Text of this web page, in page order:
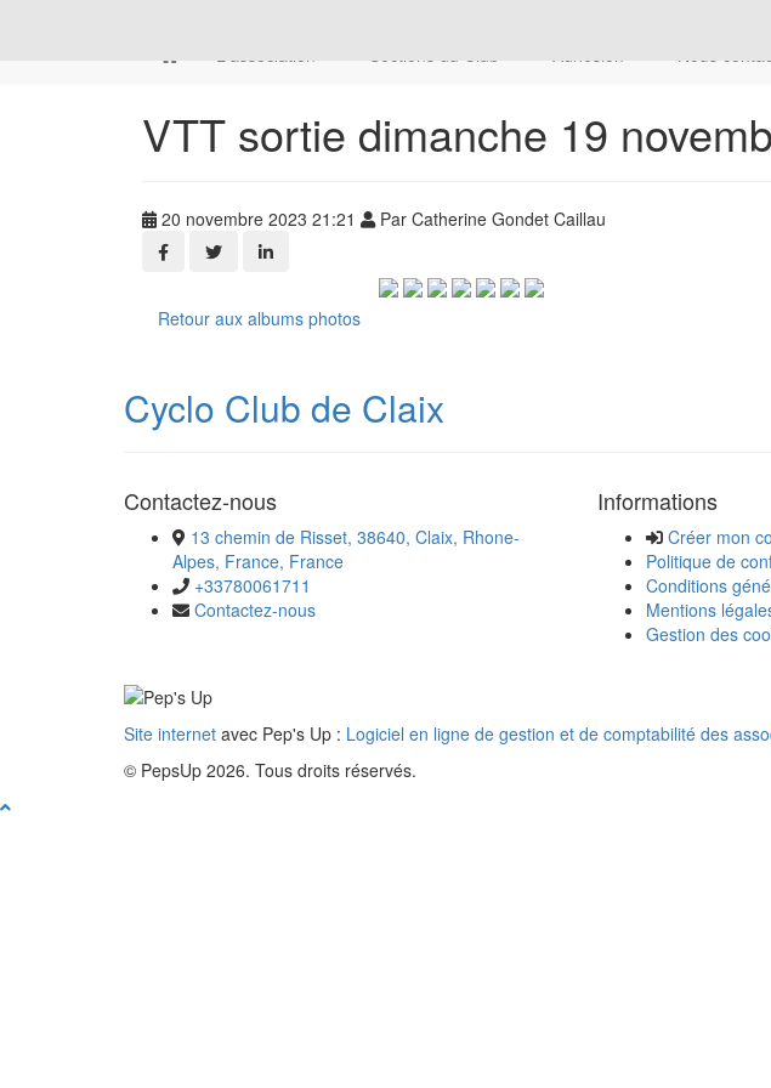
L'association
Sections du Club Adhésion Nous
VTT sortie dimanche 19
20 novembre 2023 21:21 Par Catherine Gondet Caillau
Retour aux albums photos
Cyclo Club de Claix
Contactez-nous
13 chemin de Risset, 38640, Claix, Rhone-
Alpes, France, France
+33780061711
Contactez-nous
Informations
Créer mon
Politique de
Conditions
Mentions
Gestion des
Site internet avec Pep's Up : Logiciel en ligne de gestion et de comptabilité des
© PepsUp 2026. Tous droits réservés.